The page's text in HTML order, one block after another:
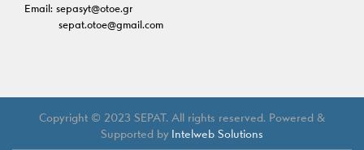
Email: sepasyt@otoe.gr
sepat.otoe@gmail.com
Copyright © 2023 SEPAT. All rights reserved. Powered &
Supported by Intelweb Solutions